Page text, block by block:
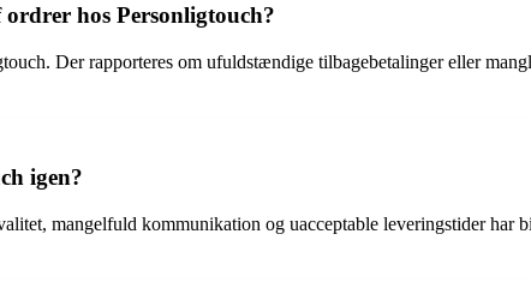
hos Personligtouch?
Der rapporteres om ufuldstændige tilbagebetalinger eller
igen?
mangelfuld kommunikation og uacceptable leveringstider har